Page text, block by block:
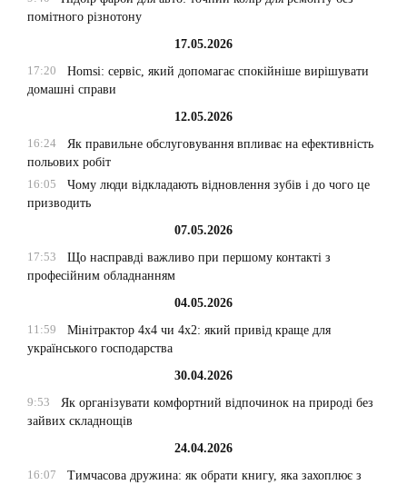
помітного різнотону
17.05.2026
17:20
Homsi: сервіс, який допомагає спокійніше вирішувати
домашні справи
12.05.2026
16:24
Як правильне обслуговування впливає на ефективність
польових робіт
16:05
Чому люди відкладають відновлення зубів і до чого це
призводить
07.05.2026
17:53
Що насправді важливо при першому контакті з
професійним обладнанням
04.05.2026
11:59
Мінітрактор 4х4 чи 4х2: який привід краще для
українського господарства
30.04.2026
9:53
Як організувати комфортний відпочинок на природі без
зайвих складнощів
24.04.2026
16:07
Тимчасова дружина: як обрати книгу, яка захоплює з